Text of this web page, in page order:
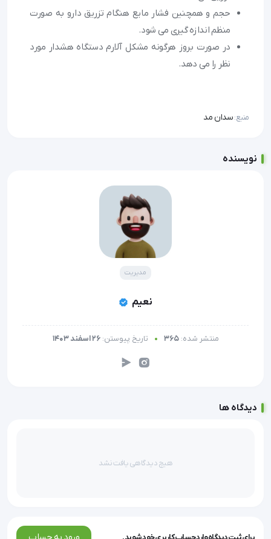
حجم و همچنین فشار مایع هنگام تزریق دارو به صورت
منظم اندازه گیری می شود.
در صورت بروز هرگونه مشکل آلارم دستگاه هشدار مورد
نظر را می دهد.
منبع:سدان مد
نویسنده
مدیریت
نعیم
منتشر شده: 365 تاریخ پیوستن: 26 اسفند 1403
دیدگاه ها
هیچ دیدگاهی یافت نشد